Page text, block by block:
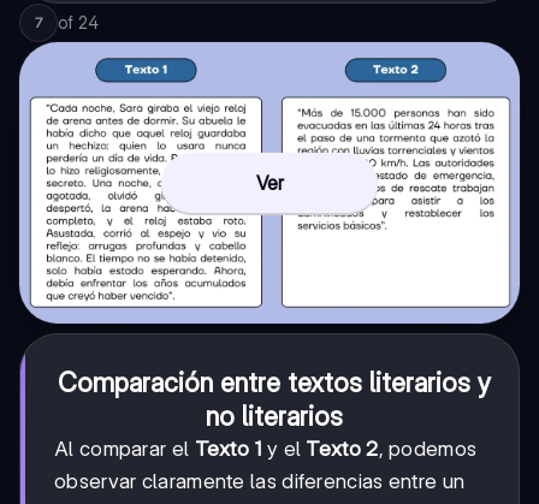
7 of 24
Ver
Comparación entre textos literarios y
no literarios
Al comparar el Texto 1 y el Texto 2, podemos
observar claramente las diferencias entre un